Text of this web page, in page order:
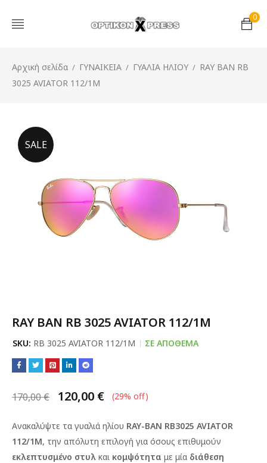
0
Αρχική σελίδα / ΓΥΝΑΙΚΕΙΑ / ΓΥΑΛΙΑ ΗΛΙΟΥ / RAY BAN RB
3025 AVIATOR 112/1M
SALE
RAY BAN RB 3025 AVIATOR 112/1M
SKU: RB 3025 AVIATOR 112/1M ΣΕ ΑΠΌΘΕΜΑ
170,00€ 120,00 € (29% off)
Ανακαλύψτε τα γυαλιά ηλίου RAY-BAN RB3025 AVIATOR
112/1M, την απόλυτη επιλογή για όσους επιθυμούν
εκλεπτυσμένο στυλ και κομψότητα με μία διάθεση